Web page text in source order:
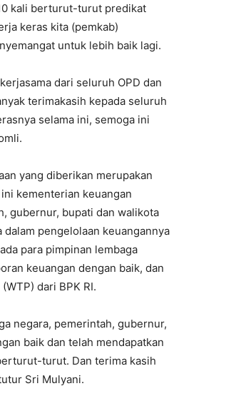
kali berturut-turut predikat
keras kita (pemkab)
untuk lebih baik lagi.
dari seluruh OPD dan
terimakasih kepada seluruh
selama ini, semoga ini
yang diberikan merupakan
kementerian keuangan
gubernur, bupati dan walikota
pengelolaan keuangannya
para pimpinan lembaga
keuangan dengan baik, dan
dari BPK RI.
negara, pemerintah, gubernur,
baik dan telah mendapatkan
turut. Dan terima kasih
Sri Mulyani.